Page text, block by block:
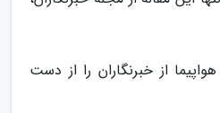
از خبرنگاران را از دست